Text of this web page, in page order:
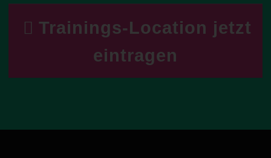
Trainings-Location jetzt
eintragen